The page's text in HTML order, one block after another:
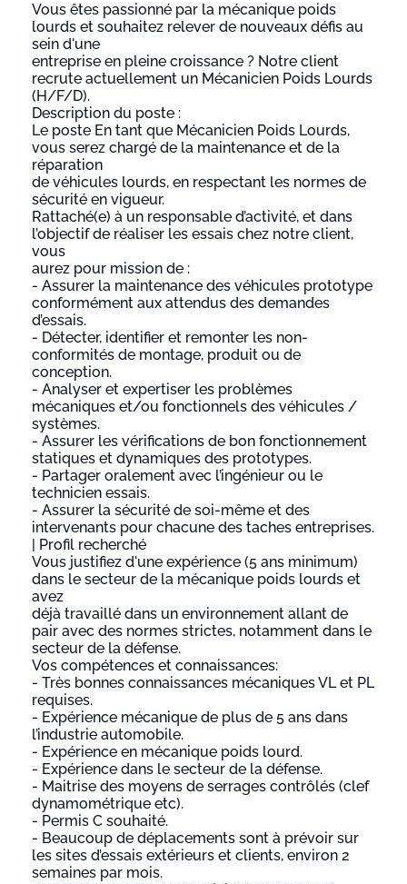
Vous êtes passionné par la mécanique poids
lourds et souhaitez relever de nouveaux défis au
sein d'une
entreprise en pleine croissance ? Notre client
recrute actuellement un Mécanicien Poids Lourds
(H/F/D).
Description du poste :
Le poste En tant que Mécanicien Poids Lourds,
vous serez chargé de la maintenance et de la
réparation
de véhicules lourds, en respectant les normes de
sécurité en vigueur.
Rattaché(e) à un responsable d’activité, et dans
l’objectif de réaliser les essais chez notre client,
vous
aurez pour mission de :
- Assurer la maintenance des véhicules prototype
conformément aux attendus des demandes
d’essais.
- Détecter, identifier et remonter les non-
conformités de montage, produit ou de
conception.
- Analyser et expertiser les problèmes
mécaniques et/ou fonctionnels des véhicules /
systèmes.
- Assurer les vérifications de bon fonctionnement
statiques et dynamiques des prototypes.
- Partager oralement avec l’ingénieur ou le
technicien essais.
- Assurer la sécurité de soi-même et des
intervenants pour chacune des taches entreprises.
| Profil recherché
Vous justifiez d'une expérience (5 ans minimum)
dans le secteur de la mécanique poids lourds et
avez
déjà travaillé dans un environnement allant de
pair avec des normes strictes, notamment dans le
secteur de la défense.
Vos compétences et connaissances:
- Très bonnes connaissances mécaniques VL et PL
requises.
- Expérience mécanique de plus de 5 ans dans
l’industrie automobile.
- Expérience en mécanique poids lourd.
- Expérience dans le secteur de la défense.
- Maitrise des moyens de serrages contrôlés (clef
dynamométrique etc).
- Permis C souhaité.
- Beaucoup de déplacements sont à prévoir sur
les sites d’essais extérieurs et clients, environ 2
semaines par mois.